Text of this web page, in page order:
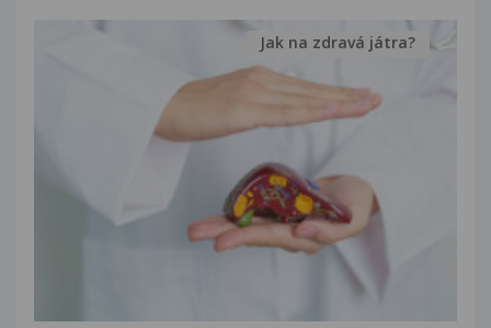
Jak na zdravá játra?